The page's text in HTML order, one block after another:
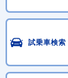
試乗車検索